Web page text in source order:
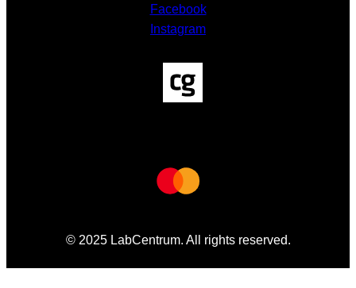
Facebook
Instagram
© 2025 LabCentrum. All rights reserved.